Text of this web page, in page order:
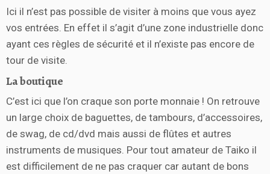
Ici il n’est pas possible de visiter à moins que vous ayez
vos entrées. En effet il s’agit d’une zone industrielle donc
ayant ces règles de sécurité et il n’existe pas encore de
tour de visite.
La boutique
C’est ici que l’on craque son porte monnaie ! On retrouve
un large choix de baguettes, de tambours, d’accessoires,
de swag, de cd/dvd mais aussi de flûtes et autres
instruments de musiques. Pour tout amateur de Taiko il
est difficilement de ne pas craquer car autant de bons